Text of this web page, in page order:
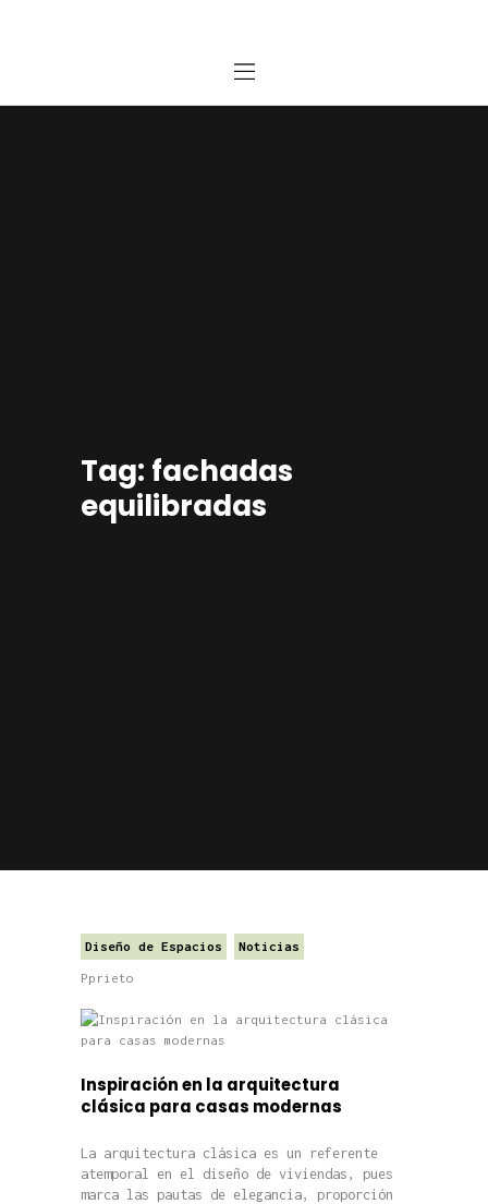
Tag: fachadas
equilibradas
Diseño de Espacios Noticias
Pprieto
Inspiración en la arquitectura
clásica para casas modernas
La arquitectura clásica es un referente
atemporal en el diseño de viviendas, pues
marca las pautas de elegancia, proporción